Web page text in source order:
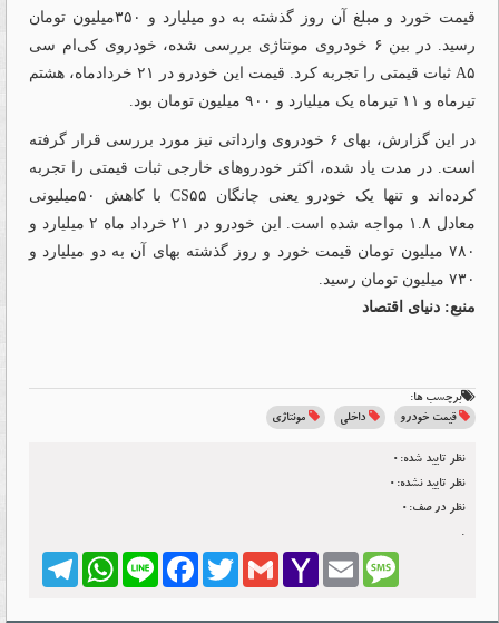
قیمت خورد و مبلغ آن روز گذشته به دو میلیارد و ۳۵۰میلیون تومان
رسید. در بین ۶ خودروی مونتاژی بررسی شده، خودروی کی‌ام سی
A۵ ثبات قیمتی را تجربه کرد. قیمت این خودرو در ۲۱ خردادماه، هشتم
تیرماه و ۱۱ تیرماه یک میلیارد و ۹۰۰ میلیون تومان بود.
در این گزارش، بهای ۶ خودروی وارداتی نیز مورد بررسی قرار گرفته
است. در مدت یاد شده، اکثر خودروهای خارجی ثبات قیمتی را تجربه
کرده‌‌اند و تنها یک خودرو یعنی چانگان CS۵۵ با کاهش ۵۰میلیونی
معادل ۱.۸ مواجه شده است. این خودرو در ۲۱ خرداد ماه ۲ میلیارد و
۷۸۰ میلیون تومان قیمت خورد و روز گذشته بهای آن به دو میلیارد و
۷۳۰ میلیون تومان رسید.
منبع: دنیای اقتصاد
برچسب ها:
قیمت خودرو
داخلی مونتاژی
نظر تایید شده:0
نظر تایید نشده:0
نظر در صف:0
TelegramWhatsApp LineFacebook Twitter Gmail
Yahoo
Email Message